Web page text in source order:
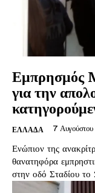
Εμπρησμός
για την
ΕΛΛΑΔΑ 7
Ενώπιον της
θανατηφόρα
στην οδό Σταδίου